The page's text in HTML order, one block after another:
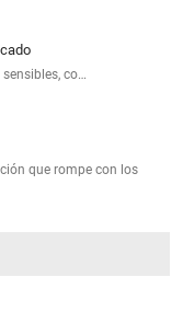
co…
que rompe con los